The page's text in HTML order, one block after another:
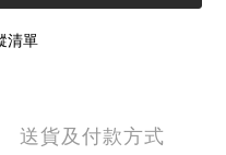
清單
送貨及付款方式